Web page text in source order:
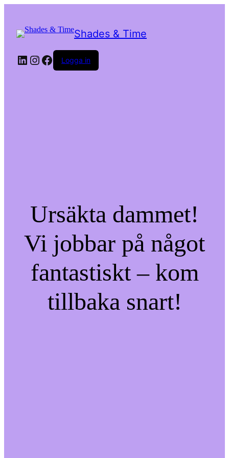
Shades & Time
LinkedIn
Instagram
Facebook
Logga in
Ursäkta dammet!
Vi jobbar på något
fantastiskt – kom
tillbaka snart!